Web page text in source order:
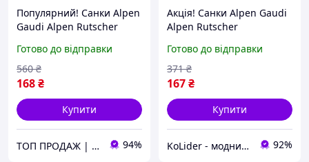
Популярний! Санки Alpen
Gaudi Alpen Rutscher
якість тільки на
Nukleon.com.ua
Готово до відправки
168₴
560 ₴
Купити
ТОП ПРОДАЖ | Інтернет-супермаркет «NUKLEON» 94%
Акція! Санки Alpen Gaudi
Alpen Rutscher
кращою ціною!
Готово до відправки
167₴
371 ₴
Купити
KoLider - модний магазин 92%